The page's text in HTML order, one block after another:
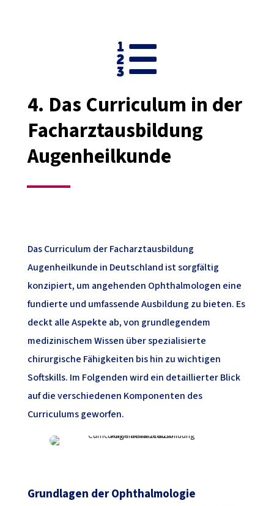

4. Das Curriculum in der
Facharztausbildung
Augenheilkunde
Das Curriculum der Facharztausbildung
Augenheilkunde in Deutschland ist sorgfältig
konzipiert, um angehenden Ophthalmologen eine
fundierte und umfassende Ausbildung zu bieten. Es
deckt alle Aspekte ab, von grundlegendem
medizinischem Wissen über spezialisierte
chirurgische Fähigkeiten bis hin zu wichtigen
Softskills. Im Folgenden wird ein detaillierter Blick
auf die verschiedenen Komponenten des
Curriculums geworfen.
Grundlagen der Ophthalmologie